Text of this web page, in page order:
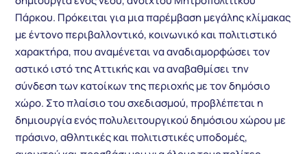
Πάρκου. Πρόκειται για μια παρέμβαση μεγάλης κλίμακας
με έντονο περιβαλλοντικό, κοινωνικό και πολιτιστικό
χαρακτήρα, που αναμένεται να αναδιαμορφώσει τον
αστικό ιστό της Αττικής και να αναβαθμίσει την
σύνδεση των κατοίκων της περιοχής με τον δημόσιο
χώρο. Στο πλαίσιο του σχεδιασμού, προβλέπεται η
δημιουργία ενός πολυλειτουργικού δημόσιου χώρου με
πράσινο, αθλητικές και πολιτιστικές υποδομές,